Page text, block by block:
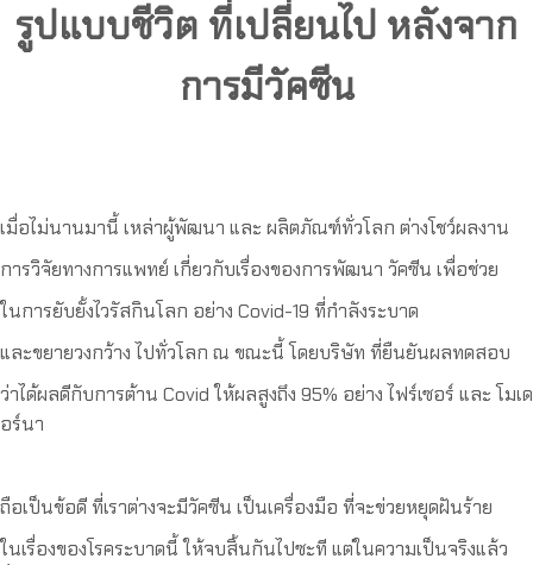
รูปแบบชีวิต ที่เปลี่ยนไป หลังจาก
การมีวัคซีน
เมื่อไม่นานมานี้ เหล่าผู้พัฒนา และ ผลิตภัณฑ์ทั่วโลก ต่างโชว์ผลงาน
การวิจัยทางการแพทย์ เกี่ยวกับเรื่องของการพัฒนา วัคซีน เพื่อช่วย
ในการยับยั้งไวรัสกินโลก อย่าง Covid-19 ที่กำลังระบาด
และขยายวงกว้าง ไปทั่วโลก ณ ขณะนี้ โดยบริษัท ที่ยืนยันผลทดสอบ
ว่าได้ผลดีกับการต้าน Covid ให้ผลสูงถึง 95% อย่าง ไฟร์เซอร์ และ โมเด
อร์นา
ถือเป็นข้อดี ที่เราต่างจะมีวัคซีน เป็นเครื่องมือ ที่จะข่วยหยุดฝันร้าย
ในเรื่องของโรคระบาดนี้ ให้จบสิ้นกันไปซะที แต่ในความเป็นจริงแล้ว